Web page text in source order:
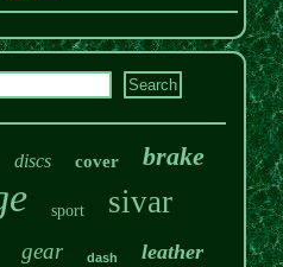
discs cover brake
sport sivar
gear dash leather